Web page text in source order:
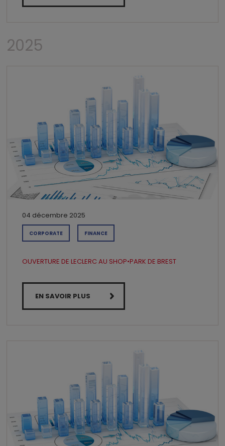
2025
04 décembre 2025
CORPORATE FINANCE
OUVERTURE DE LECLERC AU SHOP•PARK DE BREST
EN SAVOIR PLUS